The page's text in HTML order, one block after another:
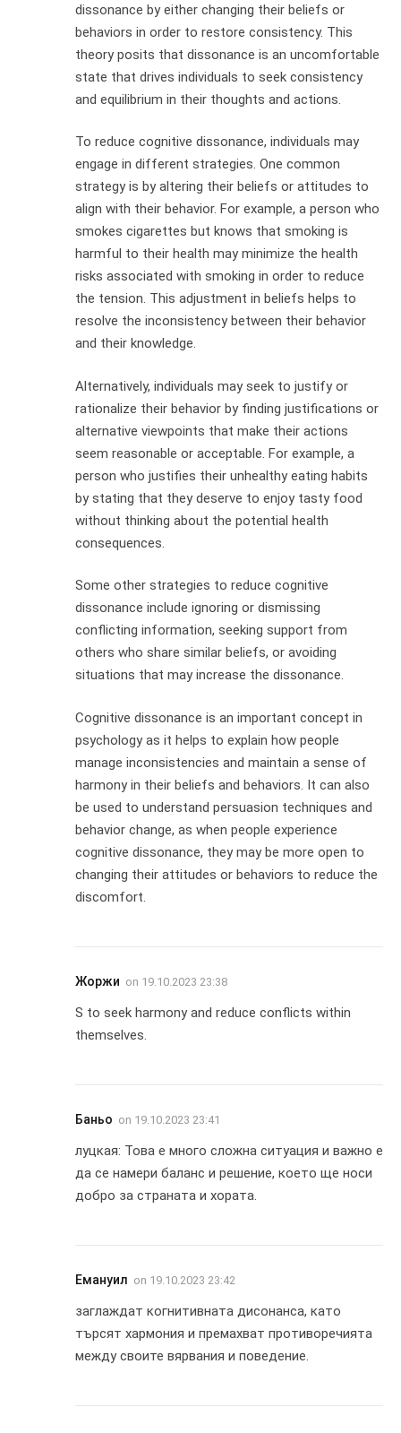
dissonance by either changing their beliefs or
behaviors in order to restore consistency. This
theory posits that dissonance is an uncomfortable
state that drives individuals to seek consistency
and equilibrium in their thoughts and actions.
To reduce cognitive dissonance, individuals may
engage in different strategies. One common
strategy is by altering their beliefs or attitudes to
align with their behavior. For example, a person who
smokes cigarettes but knows that smoking is
harmful to their health may minimize the health
risks associated with smoking in order to reduce
the tension. This adjustment in beliefs helps to
resolve the inconsistency between their behavior
and their knowledge.
Alternatively, individuals may seek to justify or
rationalize their behavior by finding justifications or
alternative viewpoints that make their actions
seem reasonable or acceptable. For example, a
person who justifies their unhealthy eating habits
by stating that they deserve to enjoy tasty food
without thinking about the potential health
consequences.
Some other strategies to reduce cognitive
dissonance include ignoring or dismissing
conflicting information, seeking support from
others who share similar beliefs, or avoiding
situations that may increase the dissonance.
Cognitive dissonance is an important concept in
psychology as it helps to explain how people
manage inconsistencies and maintain a sense of
harmony in their beliefs and behaviors. It can also
be used to understand persuasion techniques and
behavior change, as when people experience
cognitive dissonance, they may be more open to
changing their attitudes or behaviors to reduce the
discomfort.
Жоржи on 19.10.2023 23:38
S to seek harmony and reduce conflicts within
themselves.
Баньо on 19.10.2023 23:41
луцкая: Това е много сложна ситуация и важно е
да се намери баланс и решение, което ще носи
добро за страната и хората.
Емануил on 19.10.2023 23:42
заглаждат когнитивната дисонанса, като
търсят хармония и премахват противоречията
между своите вярвания и поведение.